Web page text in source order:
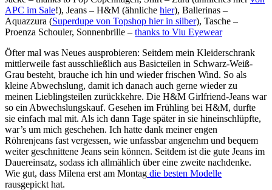
APC im Sale!), Jeans – H&M (ähnliche hier), Ballerinas –
Aquazzura (Superdupe von Topshop hier in silber), Tasche –
Proenza Schouler, Sonnenbrille – thanks to Viu Eyewear
Öfter mal was Neues ausprobieren: Seitdem mein Kleiderschrank
mittlerweile fast ausschließlich aus Basicteilen in Schwarz-Weiß-
Grau besteht, brauche ich hin und wieder frischen Wind. So als
kleine Abwechslung, damit ich danach auch gerne wieder zu
meinen Lieblingsteilen zurückkehre. Die H&M Girlfriend-Jeans war
so ein Abwechslungskauf. Gesehen im Frühling bei H&M, durfte
sie einfach mal mit. Als ich dann Tage später in sie hineinschlüpfte,
war’s um mich geschehen. Ich hatte dank meiner engen
Röhrenjeans fast vergessen, wie unfassbar angenehm und bequem
weiter geschnittene Jeans sein können. Seitdem ist die gute Jeans im
Dauereinsatz, sodass ich allmählich über eine zweite nachdenke.
Wie gut, dass Milena erst am Montag die besten Modelle
rausgepickt hat.